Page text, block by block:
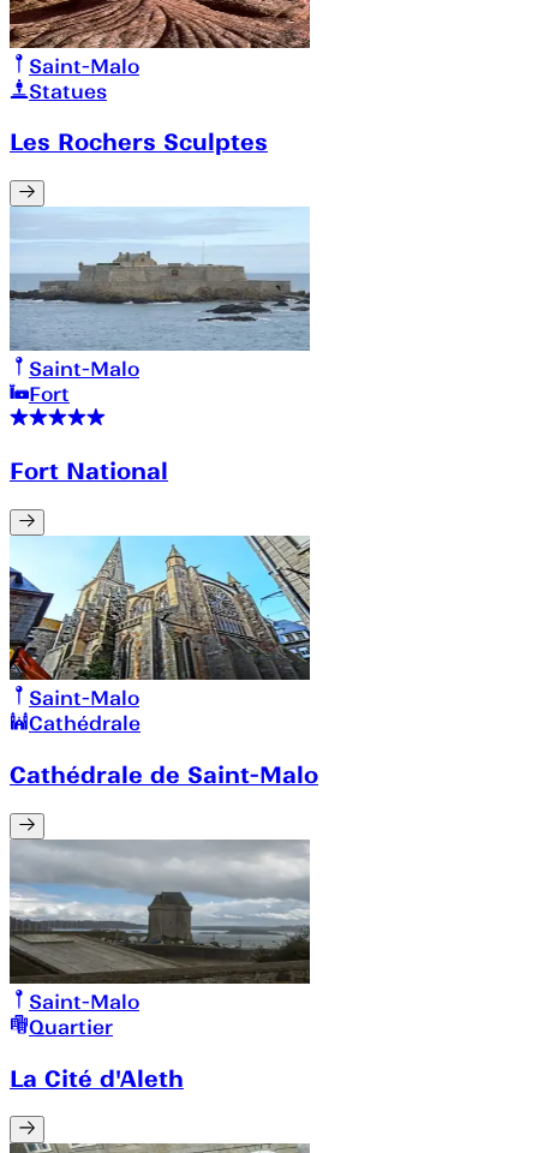
Saint-Malo
Statues
Les Rochers Sculptes
Saint-Malo
Fort
Fort National
Saint-Malo
Cathédrale
Cathédrale de Saint-Malo
Saint-Malo
Quartier
La Cité d'Aleth